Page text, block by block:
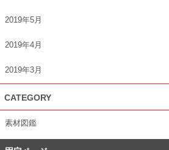
2019年5月
2019年4月
2019年3月
CATEGORY
素材図鑑